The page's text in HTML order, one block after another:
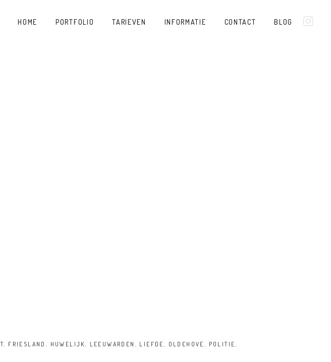
HOME PORTFOLIO TARIEVEN INFORMATIE CONTACT BLOG
, FRIESLAND , HUWELIJK, LEEUWARDEN , LIEFDE , OLDEHOVE , POLITIE,